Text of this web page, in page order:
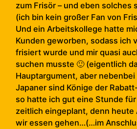
zum Frisör – und eben solches
(ich bin kein großer Fan von
Und ein Arbeitskollege hatte
Kunden geworben, sodass ich
frisiert wurde und mir quasi
suchen musste 🙂 (eigentlich
Hauptargument, aber
Japaner sind Könige der
so hatte ich gut eine Stunde
zeitlich eingeplant, denn heute
wir essen gehen…(…im